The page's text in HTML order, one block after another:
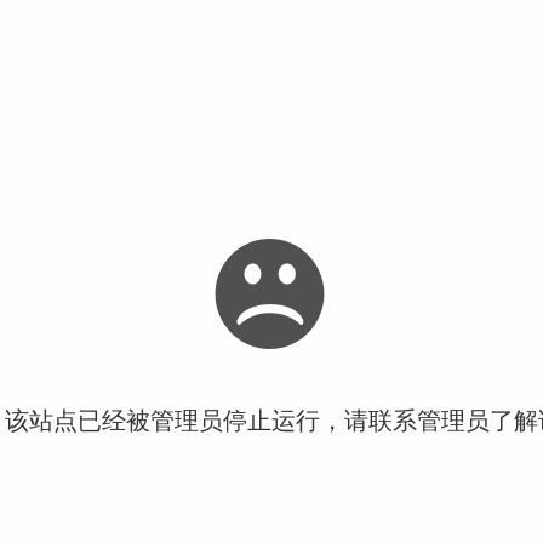
站点已经被管理员停止运行，请联系管理员了